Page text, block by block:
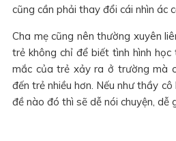
cũng cần phải thay đổi cái nhìn ác
Cha mẹ cũng nên thường xuyên
trẻ không chỉ để biết tình hình
mắc của trẻ xảy ra ở trường mà
đến trẻ nhiều hơn. Nếu như thầy
đề nào đó thì sẽ dễ nói chuyện, dễ